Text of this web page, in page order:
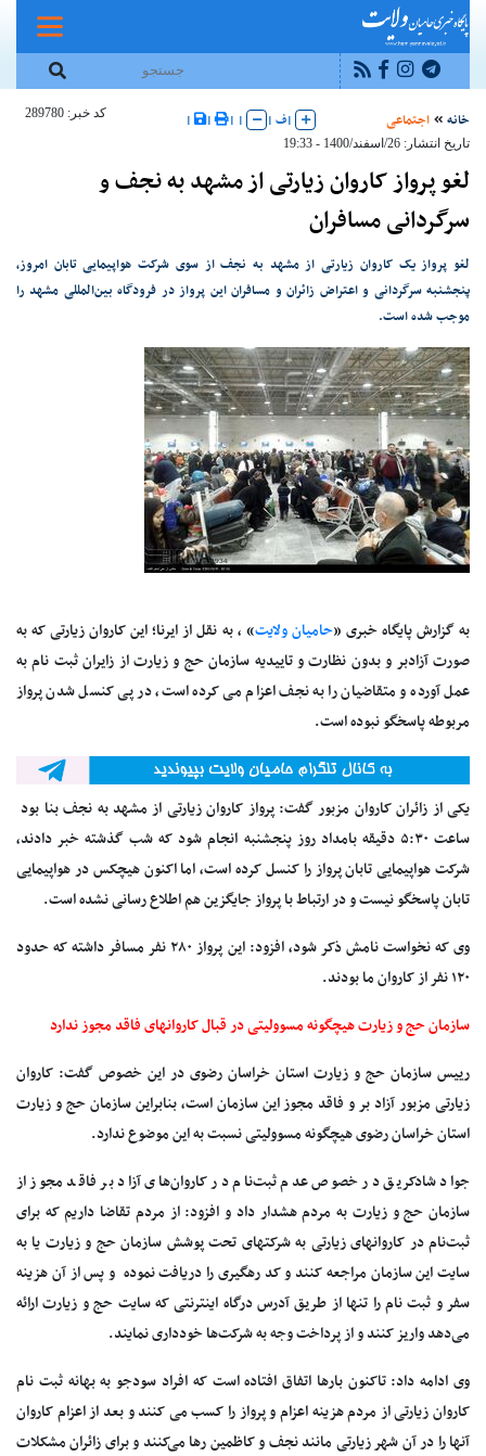
خانه اجتماعی |ف |
|
|
|
|
کد خبر: 289780
تاریخ انتشار: 26/اسفند/1400 - 19:33
لغو پرواز کاروان زیارتی از مشهد به نجف و
سرگردانی مسافران
لغو پرواز یک کاروان زیارتی از مشهد به نجف از سوی شرکت هواپیمایی تابان امروز،
پنجشنبه سرگردانی و اعتراض زائران و مسافران این پرواز در فرودگاه بین‌المللی مشهد را
موجب شده است.
به گزارش پایگاه خبری «حامیان ولایت» ، به نقل از ایرنا؛ این کاروان زیارتی که به
صورت آزادبر و بدون نظارت و تاییدیه سازمان حج و زیارت از زایران ثبت نام به
عمل آورده و متقاضیان را به نجف اعزام می کرده است، در پی کنسل شدن پرواز
مربوطه پاسخگو نبوده است.
یکی از زائران کاروان مزبور گفت: پرواز کاروان زیارتی از مشهد به نجف بنا بود
ساعت ۵:۳۰ دقیقه بامداد روز پنجشنبه انجام شود که شب گذشته خبر دادند،
شرکت هواپیمایی تابان پرواز را کنسل کرده است، اما اکنون هیچکس در هواپیمایی
تابان پاسخگو نیست و در ارتباط با پرواز جایگزین هم اطلاع رسانی نشده است.
وی که نخواست نامش ذکر شود، افزود: این پرواز ۲۸۰ نفر مسافر داشته که حدود
۱۲۰ نفر از کاروان ما بودند.
سازمان حج و زیارت هیچگونه مسوولیتی در قبال کاروانهای فاقد مجوز ندارد
رییس سازمان حج و زیارت استان خراسان رضوی در این خصوص گفت: کاروان
زیارتی مزبور آزاد بر و فاقد مجوز این سازمان است، بنابراین سازمان حج و زیارت
استان خراسان رضوی هیچگونه مسوولیتی نسبت به این موضوع ندارد.
جواد شادکریق در خصوص عدم ثبت‌نام در کاروان‌های آزاد بر فاقد مجوز از
سازمان حج و زیارت به مردم هشدار داد و افزود: از مردم تقاضا داریم که برای
ثبت‌نام در کاروانهای زیارتی به شرکتهای تحت پوشش سازمان حج و زیارت یا به
سایت این سازمان مراجعه کنند و کد رهگیری را دریافت نموده و پس از آن هزینه
سفر و ثبت نام را تنها از طریق آدرس درگاه اینترنتی که سایت حج و زیارت ارائه
می‌دهد واریز کنند و از پرداخت وجه به شرکت‌ها خودداری نمایند.
وی ادامه داد: تاکنون بارها اتفاق افتاده است که افراد سودجو به بهانه ثبت نام
کاروان زیارتی از مردم هزینه اعزام و پرواز را کسب می کنند و بعد از اعزام کاروان
آنها را در آن شهر زیارتی مانند نجف و کاظمین رها می‌کنند و برای زائران مشکلات